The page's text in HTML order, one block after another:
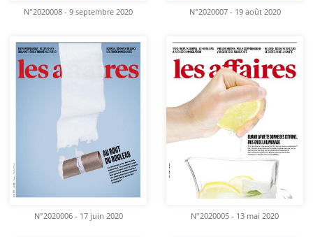
N°2020008 - 9 septembre 2020 N°2020007 - 19 août 2020
N°2020006 - 17 juin 2020 N°2020005 - 13 mai 2020